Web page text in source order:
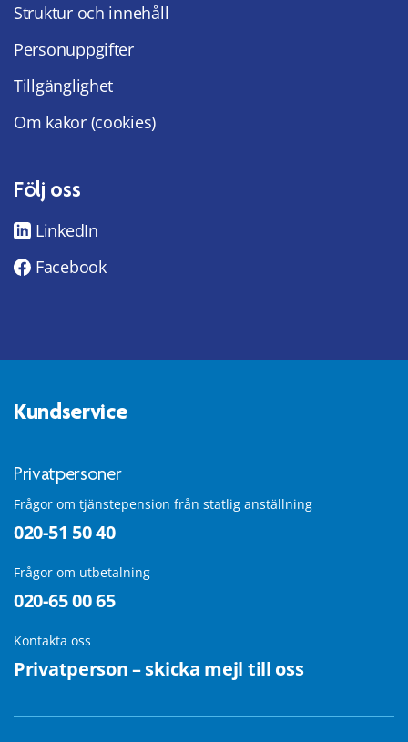
Struktur och innehåll
Personuppgifter
Tillgänglighet
Om kakor (cookies)
Följ oss
LinkedIn
Facebook
Kundservice
Privatpersoner
Frågor om tjänstepension från statlig anställning
020-51 50 40
Frågor om utbetalning
020-65 00 65
Kontakta oss
Privatperson – skicka mejl till oss